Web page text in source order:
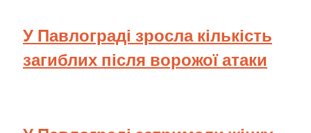
У Павлограді зросла кількість
загиблих після ворожої атаки